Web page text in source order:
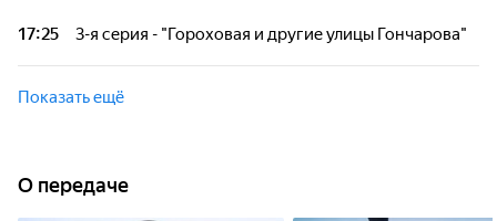
17:25 3-я серия - "Гороховая и другие улицы Гончарова"
Документальный цикл, посвящённый знаменитым
петербургским адресам и знаменитым личностям,
связанным с историей Северной столицы.
Показать ещё
О передаче